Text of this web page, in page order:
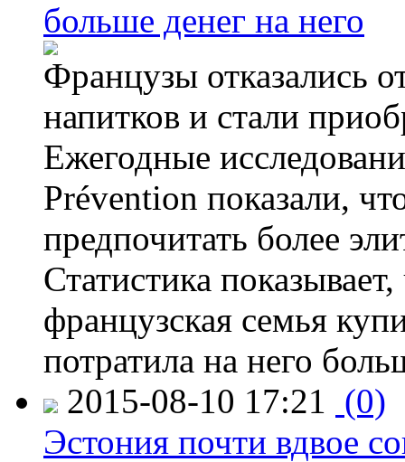
больше денег на него
Французы отказались
напитков и стали
Ежегодные
Prévention показали,
предпочитать более
Статистика
французская семья
потратила на него
2015-08-10 17:21 (0)
Эстония почти вдвое